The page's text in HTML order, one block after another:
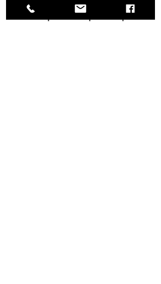
הפתרון שנראה הכי “צודק” משפטית
הוא דווקא הפתרון הפחות נכון כלכלית